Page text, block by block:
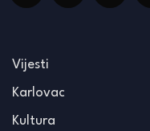
Vijesti
Karlovac
Kultura